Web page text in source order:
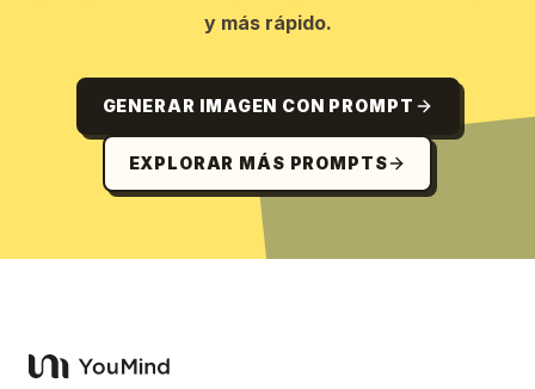
y más rápido.
GENERAR IMAGEN CON PROMPT
EXPLORAR MÁS PROMPTS